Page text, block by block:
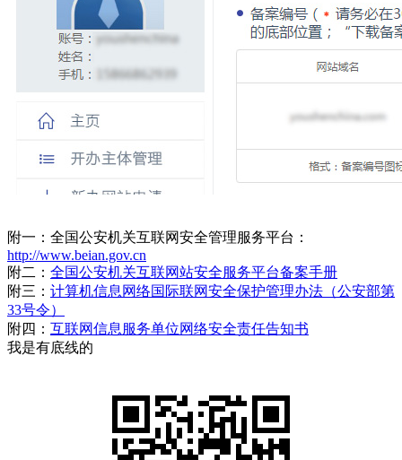
附一：全国公安机关互联网安全管理服务平台：
http://www.beian.gov.cn
附二： 全国公安机关互联网站安全服务平台备案手册
附三： 计算机信息网络国际联网安全保护管理办法（公安部第
33号令）
附四： 互联网信息服务单位网络安全责任告知书
我是有底线的